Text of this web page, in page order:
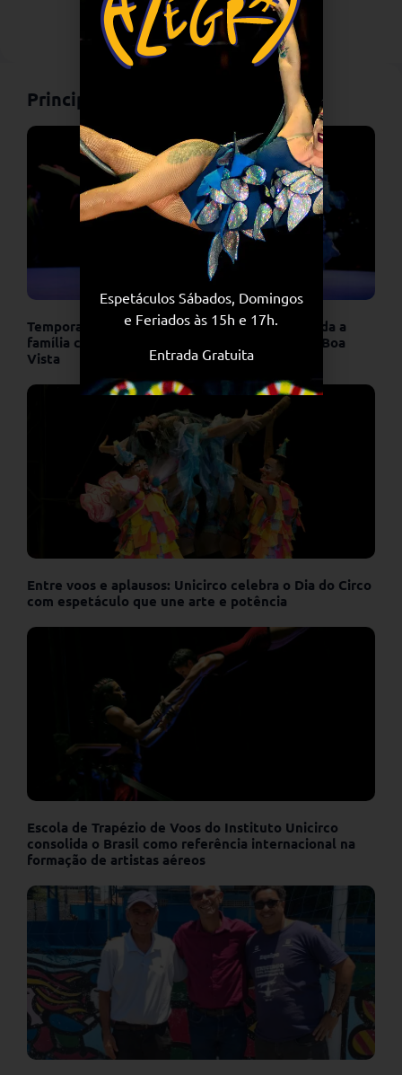
Principais Notícias
Temporada de férias: Unicirco é opção para toda a
família com espetáculo gratuito na Quinta da Boa
Vista
Entre voos e aplausos: Unicirco celebra o Dia do Circo
com espetáculo que une arte e potência
Escola de Trapézio de Voos do Instituto Unicirco
consolida o Brasil como referência internacional na
formação de artistas aéreos
Espetáculos Sábados, Domingos
e Feriados às 15h e 17h.
Entrada Gratuita